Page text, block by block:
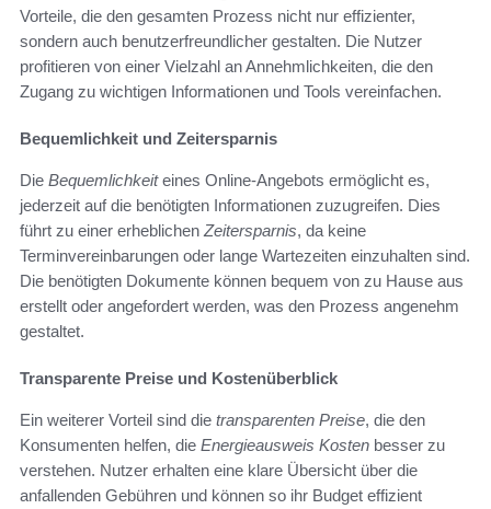
Vorteile, die den gesamten Prozess nicht nur effizienter,
sondern auch benutzerfreundlicher gestalten. Die Nutzer
profitieren von einer Vielzahl an Annehmlichkeiten, die den
Zugang zu wichtigen Informationen und Tools vereinfachen.
Bequemlichkeit und Zeitersparnis
Die Bequemlichkeiteines Online-Angebots ermöglicht es,
jederzeit auf die benötigten Informationen zuzugreifen. Dies
führt zu einer erheblichen Zeitersparnis, da keine
Terminvereinbarungen oder lange Wartezeiten einzuhalten sind.
Die benötigten Dokumente können bequem von zu Hause aus
erstellt oder angefordert werden, was den Prozess angenehm
gestaltet.
Transparente Preise und Kostenüberblick
Ein weiterer Vorteil sind die transparenten Preise, die den
Konsumenten helfen, die Energieausweis Kosten besser zu
verstehen. Nutzer erhalten eine klare Übersicht über die
anfallenden Gebühren und können so ihr Budget effizient